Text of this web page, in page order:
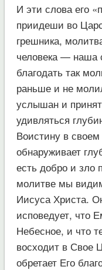
И эти слова его
приидеши во
грешника,
человека — наша
благодать так
раньше и не
услышан и
удивляться
Воистину в
обнаруживает
есть добро и
молитве мы
Иисуса Христа.
исповедует, что
Небесное, и что
восходит в Свое
обретает Его